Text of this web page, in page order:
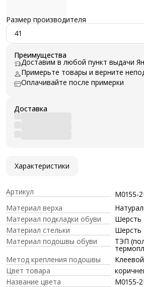
Размер производителя
41
Преимущества
Доставим в любой пункт выдачи
Примерьте товары и верните
Оплачивайте после примерки
Доставка
Характеристики
Артикул
M0155-
Материал верха
Материал подкладки обуви
Шерсть
Материал стельки
Шерсть
Материал подошвы обуви
ТЭП
Метод крепления подошвы
Клеевой
Цвет товара
Название цвета
M0155-